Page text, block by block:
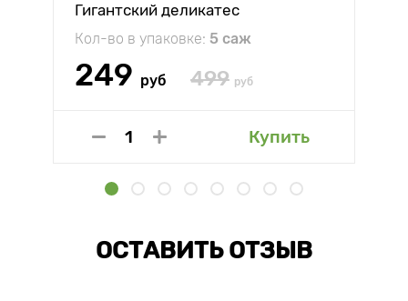
Гигантский деликатес
Кол-во в упаковке: 5 саж
249 руб 499 руб
Купить
ОСТАВИТЬ ОТЗЫВ